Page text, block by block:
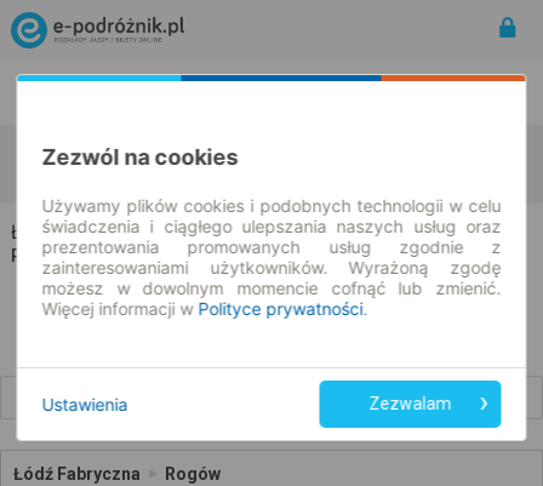
Łódź Rogów
Łódź → Rogów
Rozkład jazdy i bilety
Łódź Fabryczna Rogów
Zezwól na cookies
Używamy plików cookies i podobnych technologii w celu
świadczenia i ciągłego ulepszania naszych usług oraz
prezentowania promowanych usług zgodnie z
zainteresowaniami użytkowników. Wyrażoną zgodę
możesz w dowolnym momencie cofnąć lub zmienić.
Więcej informacji w Polityce prywatności.
Ustawienia Zezwalam